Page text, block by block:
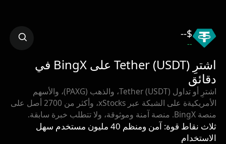
$--
--
اشترِ Tether (USDT) على BingX في
دقائق
اشترِ أو تداول Tether (USDT)، والذهب (PAXG)، والأسهم
الأمريكيةة على الشبكة عبر xStocks، وأكثر من 2700 أصل على
منصة BingX. منصة آمنة وموثوقة، ولا تتطلب خبرة سابقة.
ثلاث نقاط قوة: آمن ومنظم 40 مليون مستخدم سهل
الاستخدام